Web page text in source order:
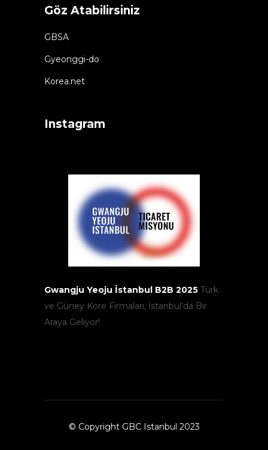
Göz Atabilirsiniz
GBSA
Gyeonggi-do
Korea.net
Instagram
Gwangju Yeoju İstanbul B2B 2025 Türk
ve Güney Kore Firmaları, İstanbul’da Bir
Araya Geliyor!
© Copyright GBC Istanbul 2023